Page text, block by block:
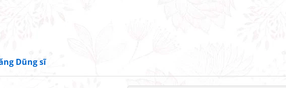
Dũng sĩ